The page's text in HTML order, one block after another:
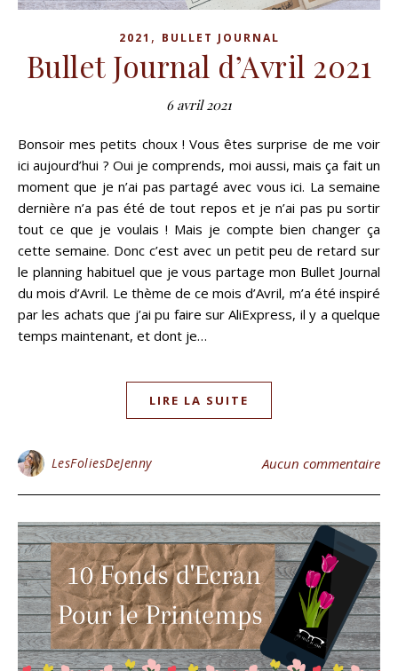
2021 , BULLET JOURNAL
Bullet Journal d’Avril 2021
6 avril 2021
Bonsoir mes petits choux ! Vous êtes surprise de me voir
ici aujourd’hui ? Oui je comprends, moi aussi, mais ça fait un
moment que je n’ai pas partagé avec vous ici. La semaine
dernière n’a pas été de tout repos et je n’ai pas pu sortir
tout ce que je voulais ! Mais je compte bien changer ça
cette semaine. Donc c’est avec un petit peu de retard sur
le planning habituel que je vous partage mon Bullet Journal
du mois d’Avril. Le thème de ce mois d’Avril, m’a été inspiré
par les achats que j’ai pu faire sur AliExpress, il y a quelque
temps maintenant, et dont je…
LIRE LA SUITE
LesFoliesDeJenny Aucun commentaire